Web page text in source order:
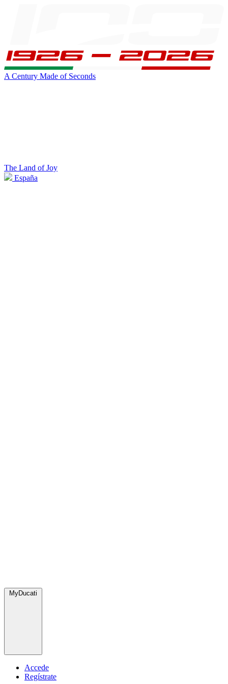
A Century Made of Seconds
The Land of Joy
España
MyDucati
Accede
Regístrate